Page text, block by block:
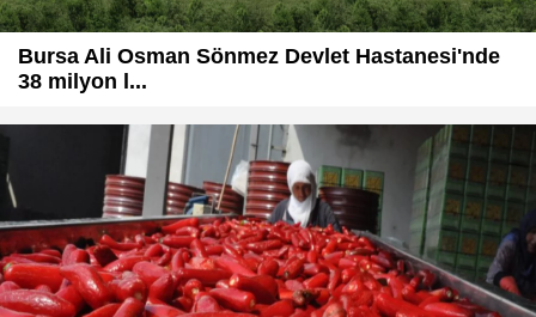
Bursa Ali Osman Sönmez Devlet Hastanesi'nde
38 milyon l...